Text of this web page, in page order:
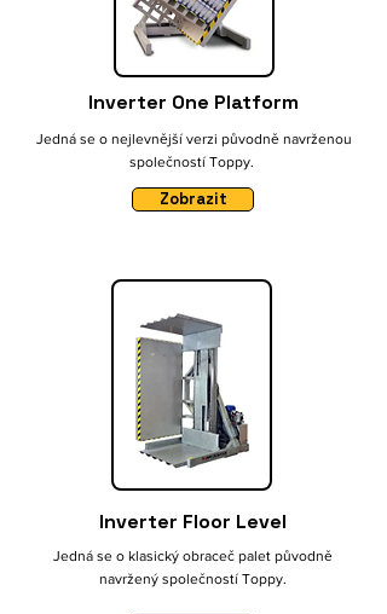
Inverter One Platform
Jedná se o nejlevnější verzi původně navrženou
společností Toppy.
Zobrazit
Inverter Floor Level
Jedná se o klasický obraceč palet původně
navržený společností Toppy.